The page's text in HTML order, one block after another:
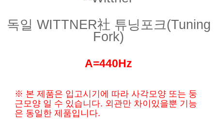
독일 WITTNER社 튜닝포크(Tuning
Fork)
A=440Hz
※ 본 제품은 입고시기에 따라 사각모양 또는 둥
근모양 일 수 있습니다. 외관만 차이있을뿐 기능
은 동일한 제품입니다.